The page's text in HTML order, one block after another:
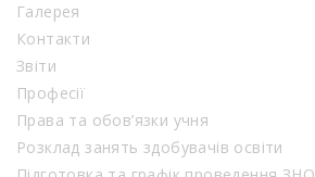
Галерея
Контакти
Звіти
Професії
Права та обов’язки учня
Розклад занять здобувачів освіти